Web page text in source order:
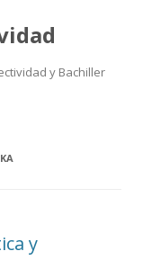
y Bachiller
y